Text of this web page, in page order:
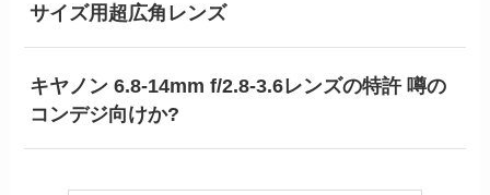
サイズ用超広角レンズ
キヤノン 6.8-14mm f/2.8-3.6レンズの特許 噂の
コンデジ向けか?